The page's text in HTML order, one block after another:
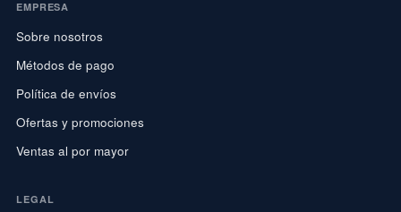
EMPRESA
Sobre nosotros
Métodos de pago
Política de envíos
Ofertas y promociones
Ventas al por mayor
LEGAL